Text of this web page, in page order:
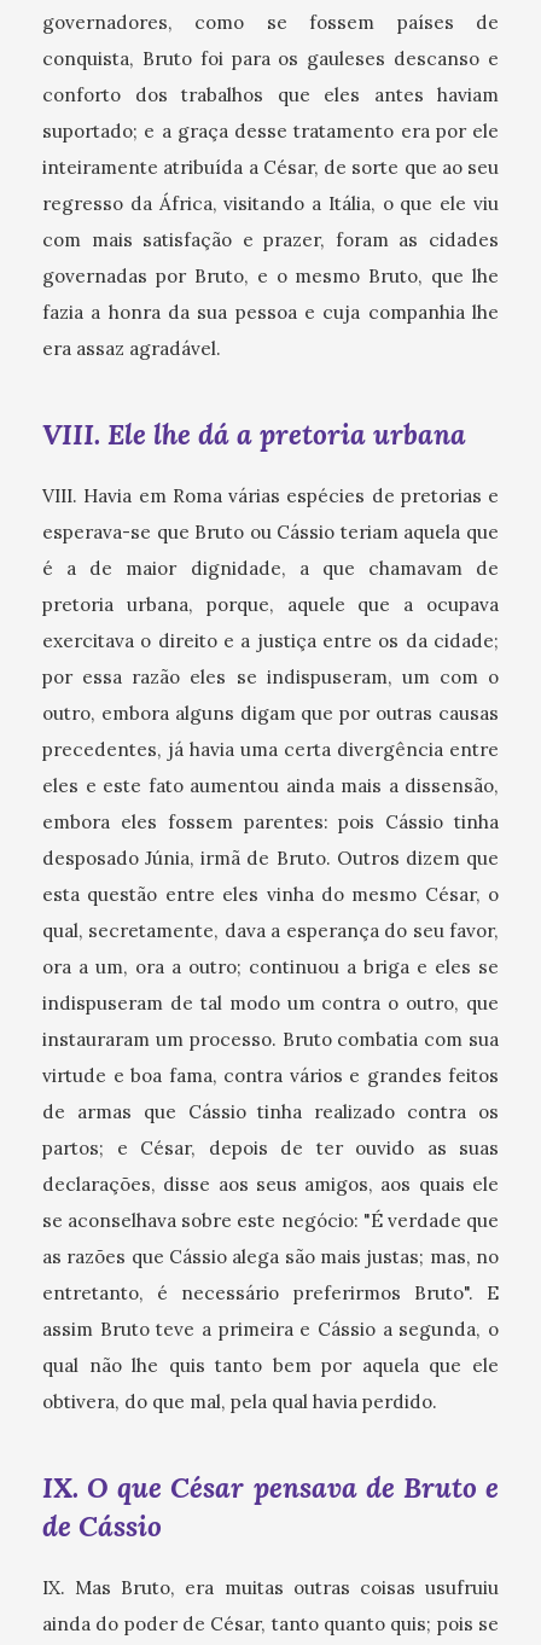
governadores, como se fossem países de
conquista, Bruto foi para os gauleses descanso e
conforto dos trabalhos que eles antes haviam
suportado; e a graça desse tratamento era por ele
inteiramente atribuída a César, de sorte que ao seu
regresso da África, visitando a Itália, o que ele viu
com mais satisfação e prazer, foram as cidades
governadas por Bruto, e o mesmo Bruto, que lhe
fazia a honra da sua pessoa e cuja companhia lhe
era assaz agradável.
VIII. Ele lhe dá a pretoria urbana
VIII. Havia em Roma várias espécies de pretorias e
esperava-se que Bruto ou Cássio teriam aquela que
é a de maior dignidade, a que chamavam de
pretoria urbana, porque, aquele que a ocupava
exercitava o direito e a justiça entre os da cidade;
por essa razão eles se indispuseram, um com o
outro, embora alguns digam que por outras causas
precedentes, já havia uma certa divergência entre
eles e este fato aumentou ainda mais a dissensão,
embora eles fossem parentes: pois Cássio tinha
desposado Júnia, irmã de Bruto. Outros dizem que
esta questão entre eles vinha do mesmo César, o
qual, secretamente, dava a esperança do seu favor,
ora a um, ora a outro; continuou a briga e eles se
indispuseram de tal modo um contra o outro, que
instauraram um processo. Bruto combatia com sua
virtude e boa fama, contra vários e grandes feitos
de armas que Cássio tinha realizado contra os
partos; e César, depois de ter ouvido as suas
declarações, disse aos seus amigos, aos quais ele
se aconselhava sobre este negócio: "É verdade que
as razões que Cássio alega são mais justas; mas, no
entretanto, é necessário preferirmos Bruto". E
assim Bruto teve a primeira e Cássio a segunda, o
qual não lhe quis tanto bem por aquela que ele
obtivera, do que mal, pela qual havia perdido.
IX. O que César pensava de Bruto e
de Cássio
IX. Mas Bruto, era muitas outras coisas usufruiu
ainda do poder de César, tanto quanto quis; pois se